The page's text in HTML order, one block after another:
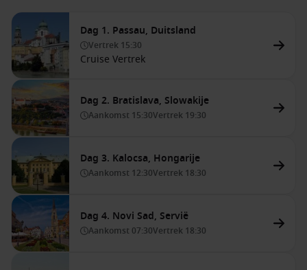
Dag 1. Passau, Duitsland
Vertrek 15:30
Cruise Vertrek
Dag 2. Bratislava, Slowakije
Aankomst 15:30Vertrek 19:30
Dag 3. Kalocsa, Hongarije
Aankomst 12:30Vertrek 18:30
Dag 4. Novi Sad, Servië
Aankomst 07:30Vertrek 18:30